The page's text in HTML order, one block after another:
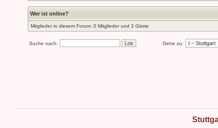
Wer ist online?
Mitglieder in diesem Forum: 0 Mitglieder und 3 Gäste
Suche nach: Gehe zu: